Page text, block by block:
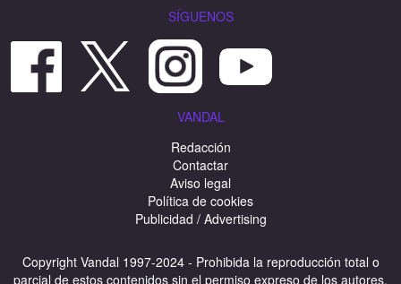
SÍGUENOS
VANDAL
Redacción
Contactar
Aviso legal
Política de cookies
Publicidad / Advertising
Copyright Vandal 1997-2024 - Prohibida la reproducción total o
parcial de estos contenidos sin el permiso expreso de los autores.